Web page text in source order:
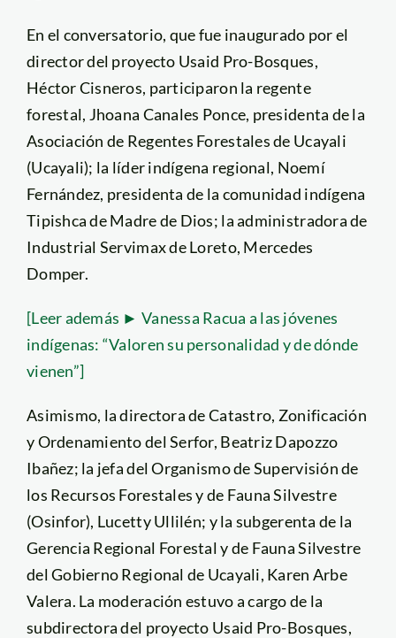
En el conversatorio, que fue inaugurado por el
director del proyecto Usaid Pro-Bosques,
Héctor Cisneros, participaron la regente
forestal, Jhoana Canales Ponce, presidenta de la
Asociación de Regentes Forestales de Ucayali
(Ucayali); la líder indígena regional, Noemí
Fernández, presidenta de la comunidad indígena
Tipishca de Madre de Dios; la administradora de
Industrial Servimax de Loreto, Mercedes
Domper.
[Leer además ► Vanessa Racua a las jóvenes
indígenas: “Valoren su personalidad y de dónde
vienen”]
Asimismo, la directora de Catastro, Zonificación
y Ordenamiento del Serfor, Beatriz Dapozzo
Ibañez; la jefa del Organismo de Supervisión de
los Recursos Forestales y de Fauna Silvestre
(Osinfor), Lucetty Ullilén; y la subgerenta de la
Gerencia Regional Forestal y de Fauna Silvestre
del Gobierno Regional de Ucayali, Karen Arbe
Valera. La moderación estuvo a cargo de la
subdirectora del proyecto Usaid Pro-Bosques,